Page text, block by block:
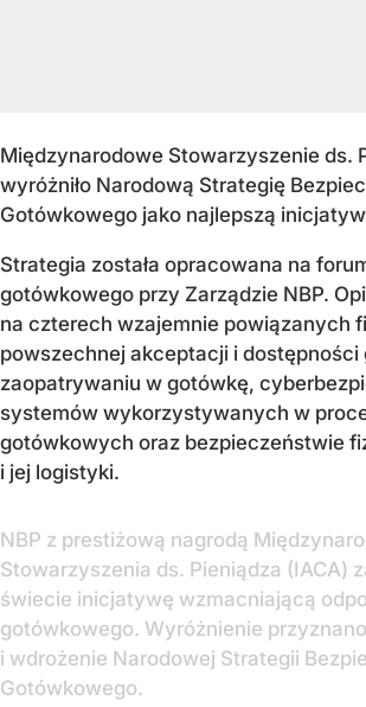
Międzynarodowe Stowarzyszenie ds.
wyróżniło Narodową Strategię
Gotówkowego jako najlepszą
Strategia została opracowana na
gotówkowego przy Zarządzie NBP.
na czterech wzajemnie powiązanych
powszechnej akceptacji i dostępności
zaopatrywaniu w gotówkę,
systemów wykorzystywanych w
gotówkowych oraz bezpieczeństwie
i jej logistyki.
NBP z prestiżową nagrodą
Stowarzyszenia ds. Pieniądza (IACA)
świecie inicjatywę wzmacniającą
gotówkowego. Wyróżnienie
i wdrożenie Narodowej Strategii
Gotówkowego.